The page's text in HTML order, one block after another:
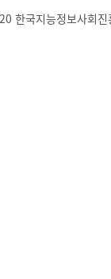
한국지능정보사회진